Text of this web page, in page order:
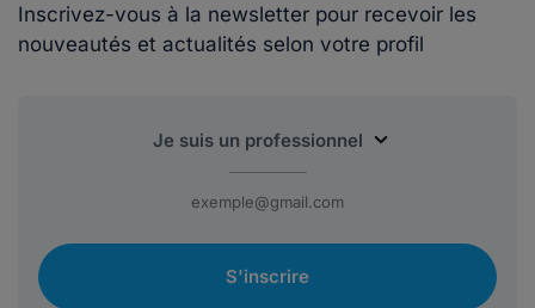
Inscrivez-vous à la newsletter pour recevoir les
nouveautés et actualités selon votre profil
S'inscrire